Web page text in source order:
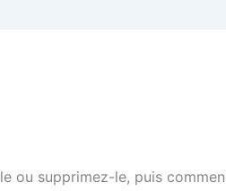
ou supprimez-le, puis